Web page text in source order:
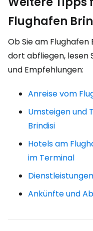
Flughafen
Ob Sie am
dort abfliegen, lesen
und Empfehlungen:
Anreise vom
Umsteigen und
Brindisi
Hotels am
im Terminal
Ankünfte und